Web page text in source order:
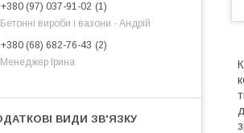
+380 (97) 037-91-02
1
Бетонні вироби і вазони - Андрій
+380 (68) 682-76-43
2
Менеджер Ірина